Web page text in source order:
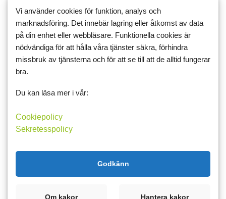
Betalsätt
Kort
Kontouppgifter
Är du redan medlem?
Namn
E-postadress
Vi använder cookies för funktion, analys och
marknadsföring. Det innebär lagring eller åtkomst av data
på din enhet eller webbläsare. Funktionella cookies är
nödvändiga för att hålla våra tjänster säkra, förhindra
missbruk av tjänsterna och för att se till att de alltid fungerar
bra.
Du kan läsa mer i vår:
Cookiepolicy
Sekretesspolicy
Godkänn
Om kakor Hantera kakor